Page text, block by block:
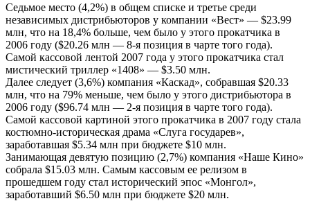
Седьмое место (4,2%) в общем списке и третье среди
независимых дистрибьюторов у компании «Вест» — $23.99
млн, что на 18,4% больше, чем было у этого прокатчика в
2006 году ($20.26 млн — 8-я позиция в чарте того года).
Самой кассовой лентой 2007 года у этого прокатчика стал
мистический триллер «1408» — $3.50 млн.
Далее следует (3,6%) компания «Каскад», собравшая $20.33
млн, что на 79% меньше, чем было у этого дистрибьютора в
2006 году ($96.74 млн — 2-я позиция в чарте того года).
Самой кассовой картиной этого прокатчика в 2007 году стала
костюмно-историческая драма «Слуга государев»,
заработавшая $5.34 млн при бюджете $10 млн.
Занимающая девятую позицию (2,7%) компания «Наше Кино»
собрала $15.03 млн. Самым кассовым ее релизом в
прошедшем году стал исторический эпос «Монгол»,
заработавший $6.50 млн при бюджете $20 млн.